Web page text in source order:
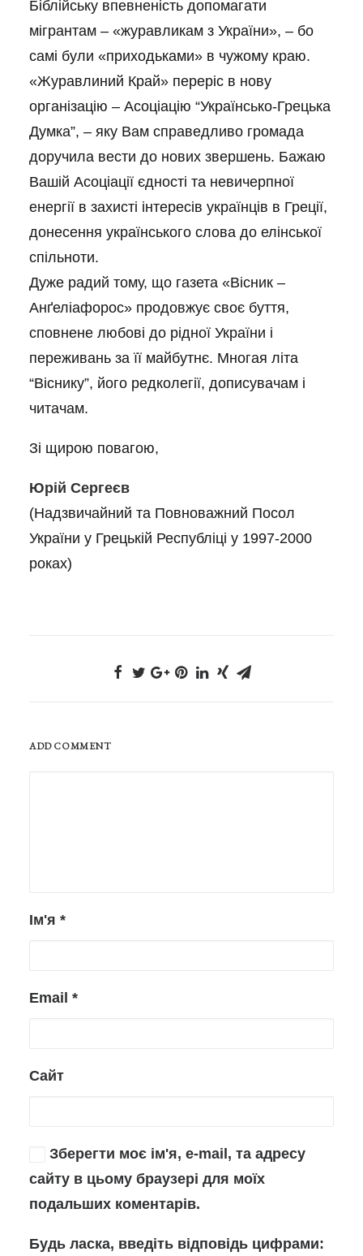
Біблійську впевненість допомагати
мігрантам – «журавликам з України», – бо
самі були «приходьками» в чужому краю.
«Журавлиний Край» переріс в нову
організацію – Асоціацію “Українсько-Грецька
Думка”, – яку Вам справедливо громада
доручила вести до нових звершень. Бажаю
Вашій Асоціації єдності та невичерпної
енергії в захисті інтересів українців в Греції,
донесення українського слова до елінської
спільноти.
Дуже радий тому, що газета «Вісник –
Анґеліафорос» продовжує своє буття,
сповнене любові до рідної України і
переживань за її майбутнє. Многая літа
“Віснику”, його редколегії, дописувачам і
читачам.
Зі щирою повагою,
Юрій Сергеєв
(Надзвичайний та Повноважний Посол
України у Грецькій Республіці у 1997-2000
роках)
ADD COMMENT
Ім'я *
Email *
Сайт
Зберегти моє ім'я, e-mail, та адресу
сайту в цьому браузері для моїх
подальших коментарів.
Будь ласка, введіть відповідь цифрами: